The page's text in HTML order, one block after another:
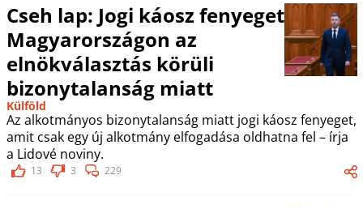
Cseh lap: Jogi káosz fenyeget
Magyarországon az
elnökválasztás körüli
bizonytalanság miatt
Külföld
Az alkotmányos bizonytalanság miatt jogi káosz fenyeget,
amit csak egy új alkotmány elfogadása oldhatna fel – írja
a Lidové noviny.
13 3 229